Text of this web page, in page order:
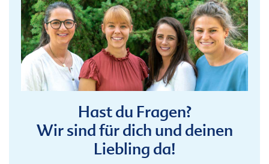
Hast du Fragen?
Wir sind für dich und deinen
Liebling da!